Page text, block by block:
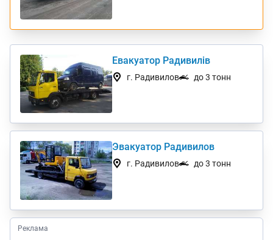
Евакуатор Радивилів
г. Радивилов до 3 тонн
Эвакуатор Радивилов
г. Радивилов до 3 тонн
Реклама